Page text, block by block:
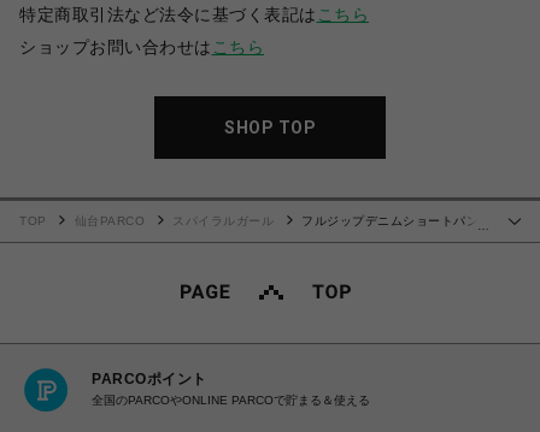
特定商取引法など法令に基づく表記は こちら
ショップお問い合わせは こちら
SHOP TOP
TOP 仙台PARCO スパイラルガール
フルジップデニムショートパン
PARCOポイント
全国のPARCOやONLINE PARCOで貯まる＆使える